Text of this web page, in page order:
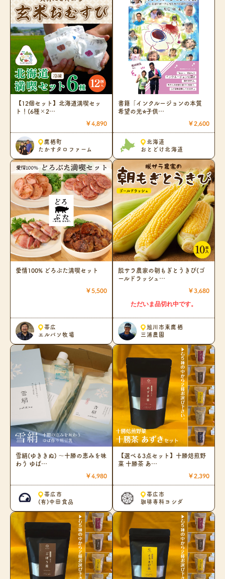
【12個セット】北海道満喫セッ
ト！(6種×2…
￥4,890
鷹栖町
たかすタロファーム
書籍「インクルージョンの本質
希望の光⭐子供…
￥2,600
北海道
おとどけ北海道
愛情100% どろぶた満喫セット
￥5,500
帯広
エルパソ牧場
脱サラ農家の朝もぎとうきび(ゴ
ールドラッシュ…
￥3,680
ただいま品切れ中です。
旭川市東鷹栖
三浦農園
雪絹(ゆききぬ) 〜十勝の恵みを味
わう ゆば…
￥4,980
帯広市
(有)中田食品
【選べる3点セット】十勝焙煎野
菜 十勝茶 あ…
￥2,390
帯広市
珈琲専科ヨシダ